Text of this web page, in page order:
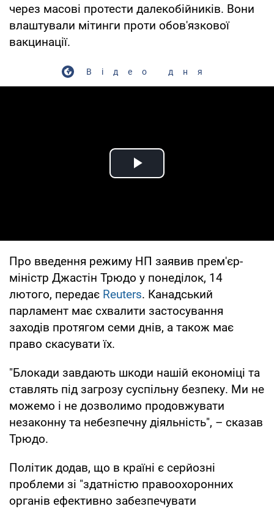
через масові протести далекобійників. Вони
влаштували мітинги проти обов'язкової
вакцинації.
Відео дня
Play Video
Про введення режиму НП заявив прем'єр-
міністр Джастін Трюдо у понеділок, 14
лютого, передає Reuters. Канадський
парламент має схвалити застосування
заходів протягом семи днів, а також має
право скасувати їх.
"Блокади завдають шкоди нашій економіці та
ставлять під загрозу суспільну безпеку. Ми не
можемо і не дозволимо продовжувати
незаконну та небезпечну діяльність", – сказав
Трюдо.
Політик додав, що в країні є серйозні
проблеми зі "здатністю правоохоронних
органів ефективно забезпечувати